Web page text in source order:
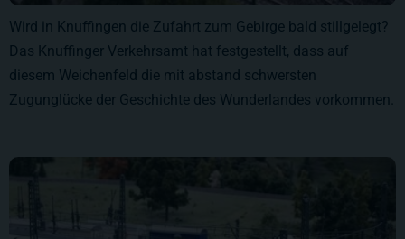
Wird in Knuffingen die Zufahrt zum Gebirge bald stillgelegt?
Das Knuffinger Verkehrsamt hat festgestellt, dass auf
diesem Weichenfeld die mit abstand schwersten
Zugunglücke der Geschichte des Wunderlandes vorkommen.